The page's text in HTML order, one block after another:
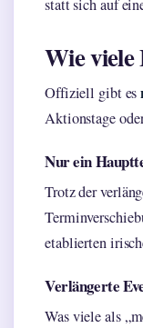
statt sich auf
Wie viele
Offiziell gibt es
Aktionstage
Nur ein
Trotz der
etablierten
Verlängerte
Was viele als